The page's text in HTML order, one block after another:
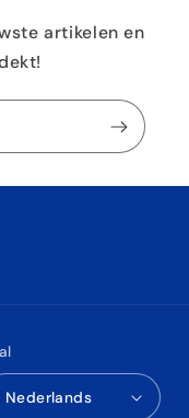
artikelen en
Nederlands